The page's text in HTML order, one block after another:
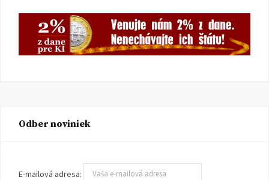
Odber noviniek
E-mailová adresa: